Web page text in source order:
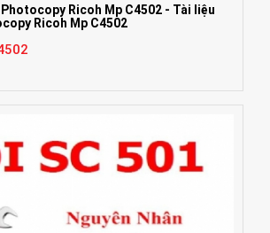
Ricoh Mp C4502 - Tài liệu
Ricoh Mp C4502